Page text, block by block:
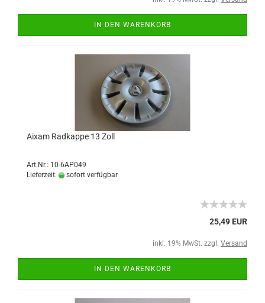
IN DEN WARENKORB
Aixam Radkappe 13 Zoll
Art.Nr.: 10-6AP049
Lieferzeit:
sofort verfügbar
25,49 EUR
inkl. 19% MwSt. zzgl. Versand
IN DEN WARENKORB